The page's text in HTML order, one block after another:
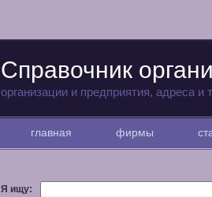
Справочник
организации и предприятия, адреса
главная фирмы
Я ищу: